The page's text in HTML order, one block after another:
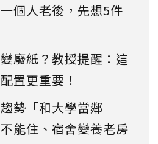
個人老後，先想5件
廢紙？教授提醒：這
置更重要！
勢「和大學當鄰
能住、宿舍變養老房